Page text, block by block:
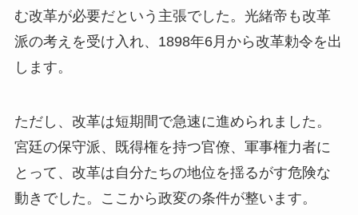
む改革が必要だという主張でした。光緒帝も改革
派の考えを受け入れ、1898年6月から改革勅令を出
します。
ただし、改革は短期間で急速に進められました。
宮廷の保守派、既得権を持つ官僚、軍事権力者に
とって、改革は自分たちの地位を揺るがす危険な
動きでした。ここから政変の条件が整います。